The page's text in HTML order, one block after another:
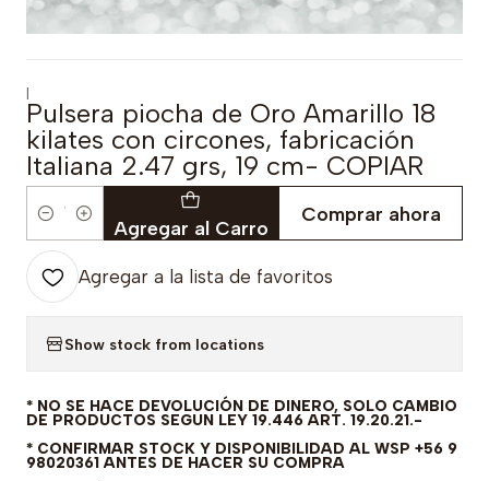
|
Pulsera piocha de Oro Amarillo 18
kilates con circones, fabricación
Italiana 2.47 grs, 19 cm- COPIAR
Cantidad Agregar al Carro
Comprar ahora
Agregar a la lista de favoritos
Show stock from locations
* NO SE HACE DEVOLUCIÓN DE DINERO, SOLO CAMBIO
DE PRODUCTOS SEGUN LEY 19.446 ART. 19.20.21.-
* CONFIRMAR STOCK Y DISPONIBILIDAD AL WSP +56 9
98020361 ANTES DE HACER SU COMPRA